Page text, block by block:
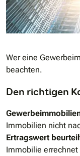
Wer eine
beachten.
Den richtigen
Immobilien nicht
Ertragswert
Immobilie errechnet